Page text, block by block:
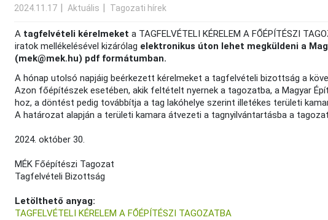
2024.11.17 Aktuális Tagozati hírek
A tagfelvételi kérelmeket a TAGFELVÉTELI KÉRELEM A FŐÉPÍTÉSZI
iratok mellékelésével kizárólag elektronikus úton lehet megküldeni a
(mek@mek.hu) pdf formátumban.
A hónap utolsó napjáig beérkezett kérelmeket a tagfelvételi bizottság a
Azon főépítészek esetében, akik feltételt nyernek a tagozatba, a Magyar
hoz, a döntést pedig továbbítja a tag lakóhelye szerint illetékes területi
A határozat alapján a területi kamara átvezeti a tagnyilvántartásba a
2024. október 30.
MÉK Főépítészi Tagozat
Tagfelvételi Bizottság
Letölthető anyag:
TAGFELVÉTELI KÉRELEM A FŐÉPÍTÉSZI TAGOZATBA